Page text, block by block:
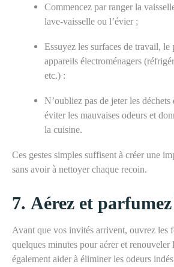
Commencez par ranger la
lave-vaisselle ou l’évier ;
Essuyez les surfaces de travail, le
appareils électroménagers
etc.) :
N’oubliez pas de jeter les
éviter les mauvaises odeurs et
la cuisine.
Ces gestes simples suffisent à créer une
sans avoir à nettoyer chaque recoin.
7. Aérez et parfumez
Avant que vos invités arrivent, ouvrez les
quelques minutes pour aérer et renouveler
également aider à éliminer les odeurs